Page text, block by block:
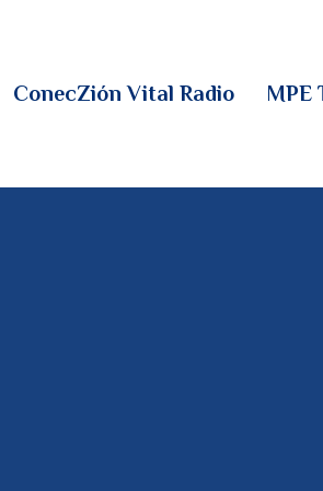
ConecZión Vital Radio MPE
VITAL